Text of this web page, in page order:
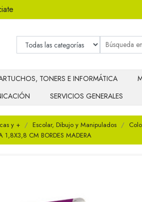
TONERS E INFORMÁTICA
SERVICIOS GENERALES
y + Escolar, Dibujo y Manipulados
CM BORDES MADERA